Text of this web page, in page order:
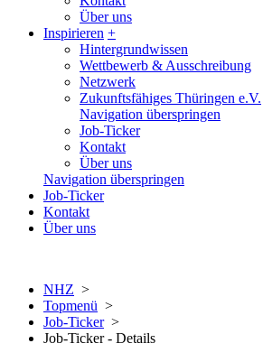
Über uns
Inspirieren +
Hintergrundwissen
Wettbewerb & Ausschreibung
Netzwerk
Zukunftsfähiges Thüringen e.V.
Navigation überspringen
Job-Ticker
Kontakt
Über uns
Navigation überspringen
Job-Ticker
Kontakt
Über uns
NHZ >
Topmenü >
Job-Ticker>
Job-Ticker - Details